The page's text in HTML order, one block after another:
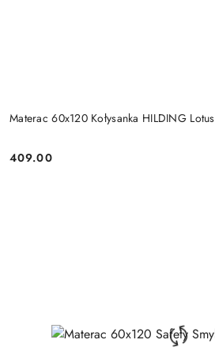
Materac 60x120 Kołysanka HILDING Lotus
Cena:
409.00